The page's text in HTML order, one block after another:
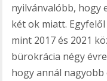
nyilvánvalóbb, hogy
két ok miatt.
mint 2017 és 2021
bürokrácia négy
hogy annál nagyobb